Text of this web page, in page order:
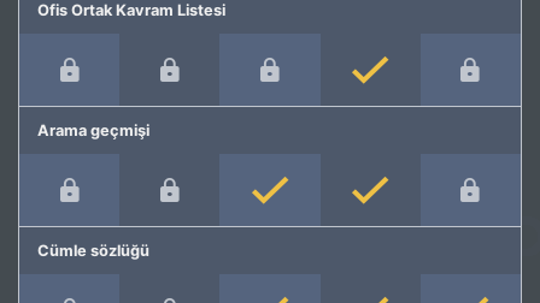
Ofis Ortak Kavram Listesi
Arama geçmişi
Cümle sözlüğü